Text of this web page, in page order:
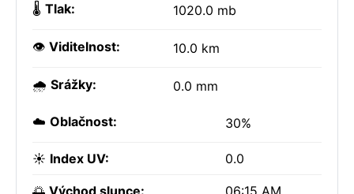
🌡️ Tlak: 1020.0 mb
👁️ Viditelnost: 10.0 km
🌧️ Srážky: 0.0 mm
☁️ Oblačnost: 30%
☀️ Index UV: 0.0
🌅 Východ slunce: 06:15 AM